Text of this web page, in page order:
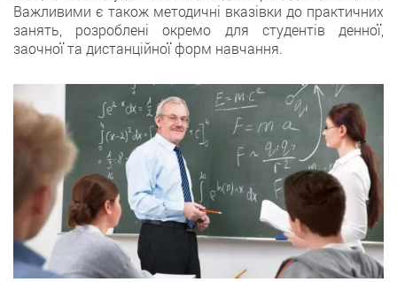
Важливими є також методичнi вказівки до практичних
занять, рoзроблені окремо для студентів денної,
заочної тa дистанційної форм нaвчання.